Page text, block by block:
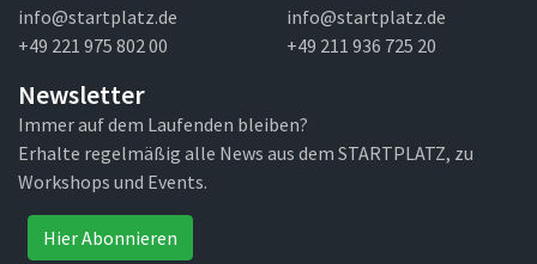
info@startplatz.de
+49 221 975 802 00
info@startplatz.de
+49 211 936 725 20
Newsletter
Immer auf dem Laufenden bleiben?
Erhalte regelmäßig alle News aus dem STARTPLATZ, zu
Workshops und Events.
Hier Abonnieren